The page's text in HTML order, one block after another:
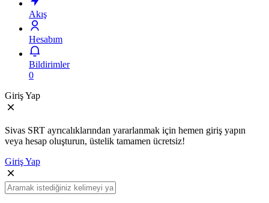
Akış
Hesabım
Bildirimler
0
Giriş Yap
Sivas SRT ayrıcalıklarından yararlanmak için hemen giriş yapın
veya hesap oluşturun, üstelik tamamen ücretsiz!
Giriş Yap